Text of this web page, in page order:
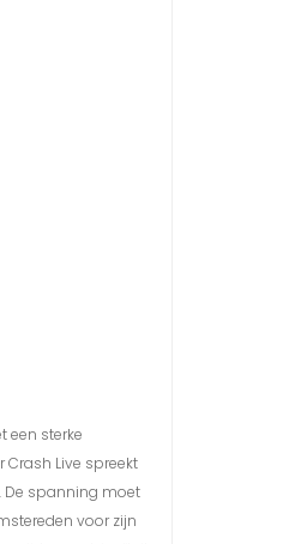
een sterke
Live spreekt
De spanning moet
voor zijn